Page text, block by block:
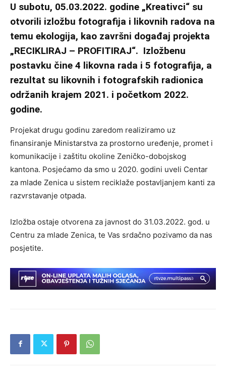
U subotu, 05.03.2022. godine „Kreativci“ su
otvorili izložbu fotografija i likovnih radova na
temu ekologija, kao završni događaj projekta
„RECIKLIRAJ – PROFITIRAJ“. Izložbenu
postavku čine 4 likovna rada i 5 fotografija, a
rezultat su likovnih i fotografskih radionica
održanih krajem 2021. i početkom 2022.
godine.
Projekat drugu godinu zaredom realiziramo uz
finansiranje Ministarstva za prostorno uređenje, promet i
komunikacije i zaštitu okoline Zeničko-dobojskog
kantona. Posjećamo da smo u 2020. godini uveli Centar
za mlade Zenica u sistem reciklaže postavljanjem kanti za
razvrstavanje otpada.
Izložba ostaje otvorena za javnost do 31.03.2022. god. u
Centru za mlade Zenica, te Vas srdačno pozivamo da nas
posjetite.